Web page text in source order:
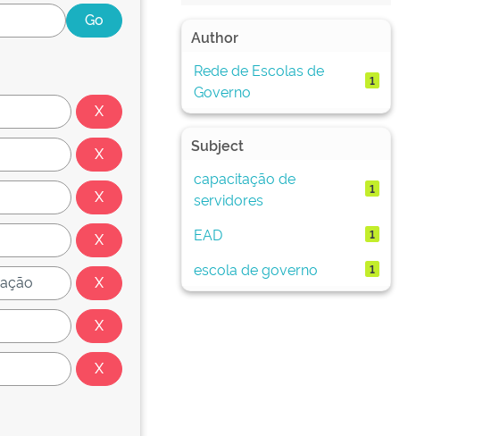
Author
Rede de Escolas de
Governo
1
Subject
capacitação de
servidores
1
EAD 1
escola de governo 1